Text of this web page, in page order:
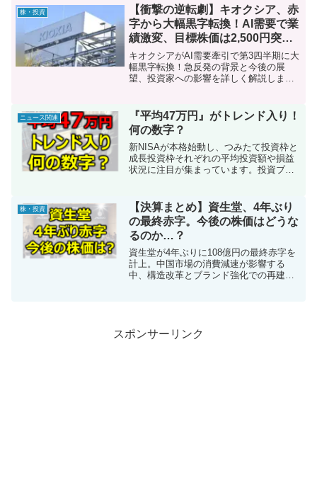
この銘柄に目を付けたのか？大量保有報
告書提出の裏にある真の狙いとは？そし
て株価は今後どう動くのか？市場の噂や
過去の類似事例を交えつつ、投資家が知
っておくべきリスクとリターンを3つのパ
ートで深掘りします。決して煽りではな
く、冷静な分析に基づいた今後の動向予
測も掲載。
株・投資
【衝撃の逆転劇】キオクシア、赤
字から大幅黒字転換！AI需要で業
績激変、目標株価は2,500円突破
か！？
キオクシアがAI需要牽引で第3四半期に大
幅黒字転換！急反発の背景と今後の展
望、投資家への影響を詳しく解説しま
ニュース関連
『平均47万円』がトレンド入り！
何の数字？
新NISAが本格始動し、つみたて投資枠と
成長投資枠それぞれの平均投資額や損益
状況に注目が集まっています。投資ブー
説！
株・投資
【決算まとめ】資生堂、4年ぶり
の最終赤字。今後の株価はどうな
るのか…？
資生堂が4年ぶりに108億円の最終赤字を
計上。中国市場の消費減速が影響する
中、構造改革とブランド強化での再建計
スポンサーリンク